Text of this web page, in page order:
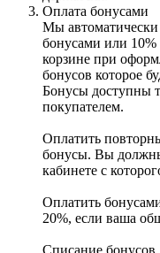
Оплата бонусами
Мы
бонусами или 10%
корзине при
бонусов которое
Бонусы доступны
покупателем.
Оплатить
бонусы. Вы
кабинете с
Оплатить
20%, если ваша
Списание бонусов